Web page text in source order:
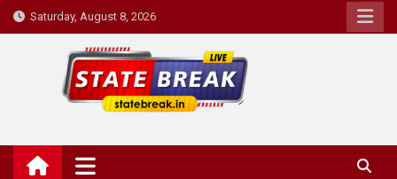
Skip
to
Saturday, August 8, 2026
State Break